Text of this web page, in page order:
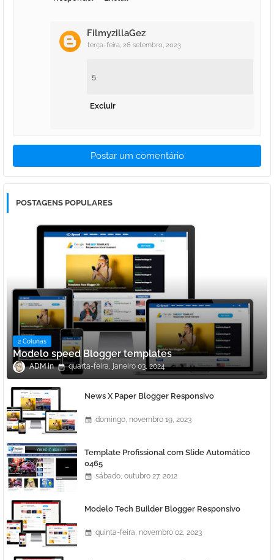
FilmyzillaGez
terça-feira, 26 setembro, 2023
5
Excluir
Postar um comentário
POSTAGENS POPULARES
2 Colunas
Modelo speed Blogger templates
ADM quarta-feira, janeiro 03, 2024
News X Paper Blogger Responsivo
domingo, novembro 19, 2023
Template Profissional com Slide Automático
0465
sábado, outubro 27, 2012
Modelo Tech Builder Blogger Responsivo
quinta-feira, novembro 02, 2023